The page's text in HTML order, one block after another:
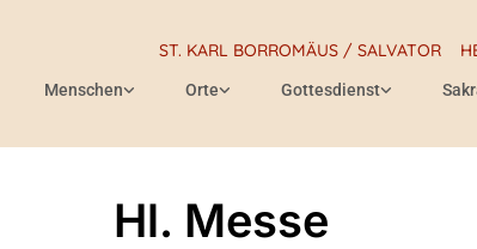
ST. KARL BORROMÄUS / SALVATOR
Menschen Orte Gottesdienst
Hl. Messe